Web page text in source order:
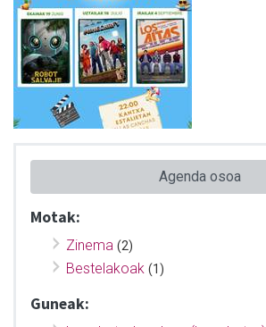
Agenda osoa
Motak:
Zinema (2)
Bestelakoak (1)
Guneak: